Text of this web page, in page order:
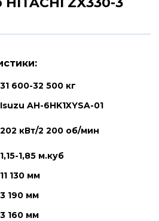
31 600-32 500 кг
Isuzu AH-6HK1XYSA-01
202 кВт/2 200 об/мин
1,15-1,85 м.куб
11 130 мм
3 190 мм
3 160 мм